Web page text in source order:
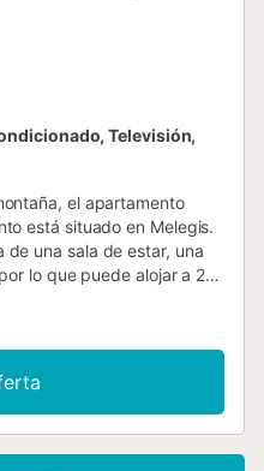
Televisión,
el apartamento
está situado en Melegis.
una sala de estar, una
lo que puede alojar a 2
televisión, aire
y toallas de
cuenta con una
terraza descubierta y un
durante su estancia. No se